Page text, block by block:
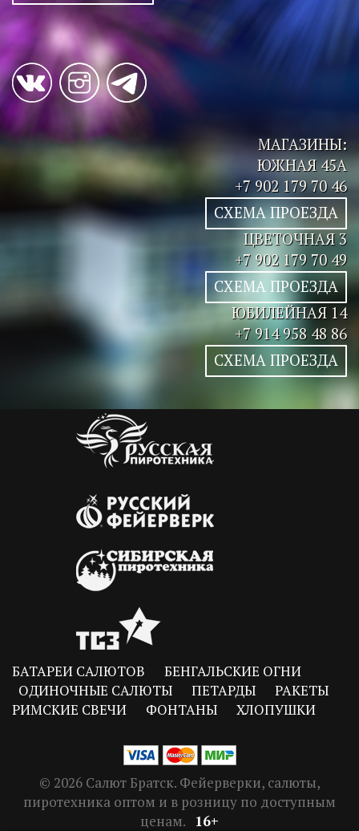
МАГАЗИНЫ:
ЮЖНАЯ 45А
+7 902 179 70 46
СХЕМА ПРОЕЗДА
ЦВЕТОЧНАЯ 3
+7 902 179 70 49
СХЕМА ПРОЕЗДА
ЮБИЛЕЙНАЯ 14
+7 914 958 48 86
СХЕМА ПРОЕЗДА
БАТАРЕИ САЛЮТОВ
БЕНГАЛЬСКИЕ ОГНИ
ОДИНОЧНЫЕ САЛЮТЫ
ПЕТАРДЫ
РАКЕТЫ
РИМСКИЕ СВЕЧИ
ФОНТАНЫ ХЛОПУШКИ
© 2026 Салют Братск. Фейерверки, салюты,
пиротехника оптом и в розницу по доступным
ценам. 16+